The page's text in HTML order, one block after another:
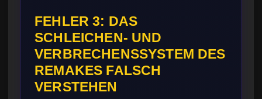
FEHLER 3: DAS
SCHLEICHEN- UND
VERBRECHENSSYSTEM DES
REMAKES FALSCH
VERSTEHEN